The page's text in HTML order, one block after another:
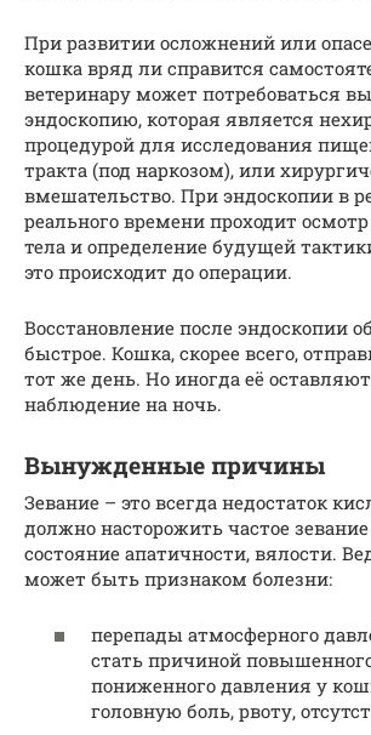
При развитии осложнений или
кошка вряд ли справится
ветеринару может потребоваться
эндоскопию, которая является
процедурой для исследования
тракта (под наркозом), или
вмешательство. При эндоскопии в
реального времени проходит
тела и определение будущей
это происходит до операции.
Восстановление после эндоскопии
быстрое. Кошка, скорее всего,
тот же день. Но иногда её
наблюдение на ночь.
Вынужденные причины
Зевание – это всегда недостаток
должно насторожить частое
состояние апатичности, вялости.
может быть признаком болезни:
перепады атмосферного
стать причиной
пониженного давления у
головную боль, рвоту,